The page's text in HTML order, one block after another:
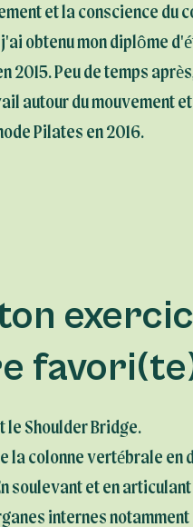
et la conscience du
obtenu mon diplôme
2015. Peu de temps
autour du mouvement
Pilates en 2016.
Shoulder Bridge.
la colonne vertébrale en
soulevant et en
internes notamment